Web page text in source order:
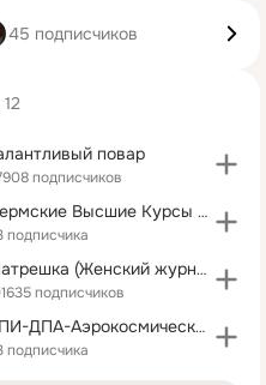
45 подписчиков
12
повар
подписчиков
Пермские Высшие Курсы МВД СССР
подписчика
Матрешка (Женский журнал)
подписчиков
ЧПИ-ДПА-Аэрокосмический
подписчика